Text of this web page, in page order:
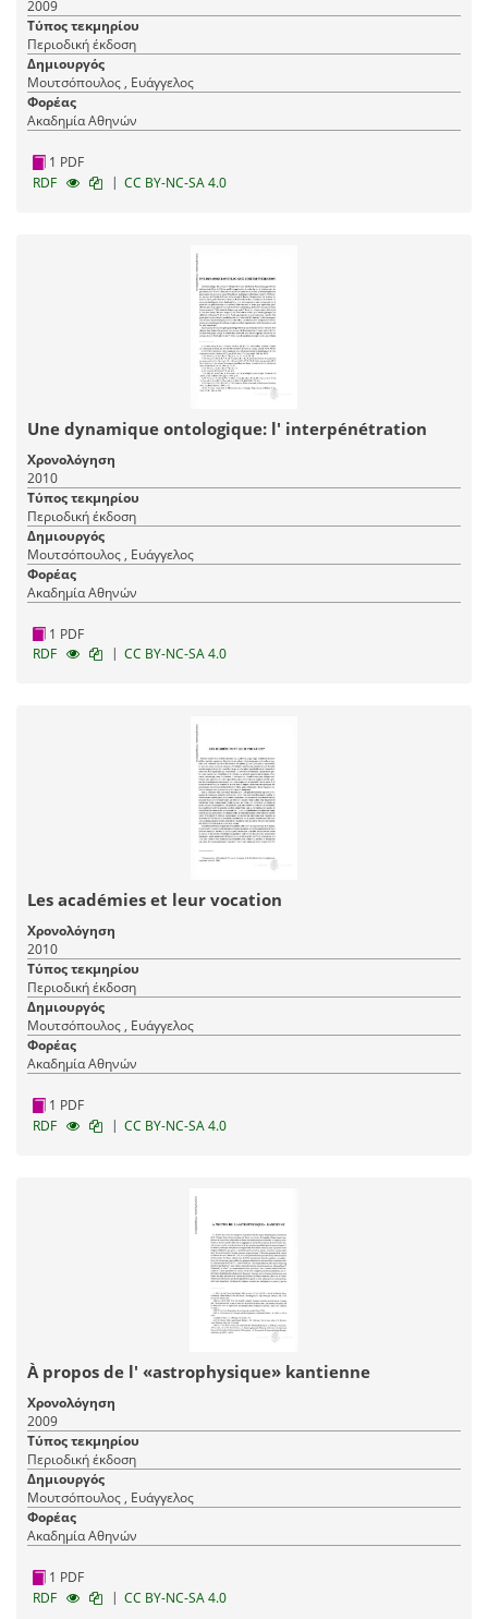
2009
Τύπος τεκμηρίου
Περιοδική έκδοση
Δημιουργός
Μουτσόπουλος , Ευάγγελος
Φορέας
Ακαδημία Αθηνών
1 PDF
RDF
| CC BY-NC-SA 4.0
Une dynamique ontologique: l' interpénétration
Χρονολόγηση
2010
Τύπος τεκμηρίου
Περιοδική έκδοση
Δημιουργός
Μουτσόπουλος , Ευάγγελος
Φορέας
Ακαδημία Αθηνών
1 PDF
RDF
| CC BY-NC-SA 4.0
Les académies et leur vocation
Χρονολόγηση
2010
Τύπος τεκμηρίου
Περιοδική έκδοση
Δημιουργός
Μουτσόπουλος , Ευάγγελος
Φορέας
Ακαδημία Αθηνών
1 PDF
RDF
| CC BY-NC-SA 4.0
À propos de l' «astrophysique» kantienne
Χρονολόγηση
2009
Τύπος τεκμηρίου
Περιοδική έκδοση
Δημιουργός
Μουτσόπουλος , Ευάγγελος
Φορέας
Ακαδημία Αθηνών
1 PDF
RDF
| CC BY-NC-SA 4.0